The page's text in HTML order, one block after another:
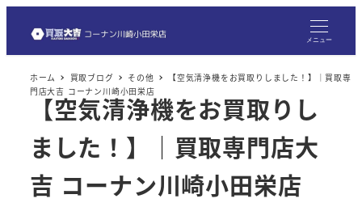
メニュー
ホーム 買取ブログ その他
【空気清浄機をお買取りしました！】｜買取専
門店大吉 コーナン川崎小田栄店
【空気清浄機をお買取りし
ました！】｜買取専門店大
吉 コーナン川崎小田栄店